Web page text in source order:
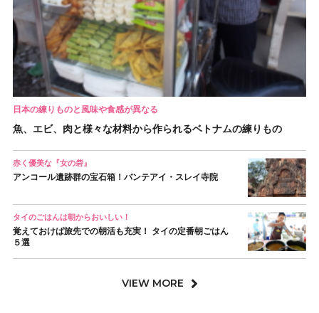
日本の練りものと風味や食感が異なる
魚、エビ、肉と様々な材料から作られるベトナムの練りもの
赤く優美な『女の砦』
アンコール遺跡群の宝石箱！バンテアイ・スレイ寺院
タイのごはんは朝からおいしい！
覚えておけば旅先での朝活も充実！ タイの定番朝ごはん
５選
VIEW MORE